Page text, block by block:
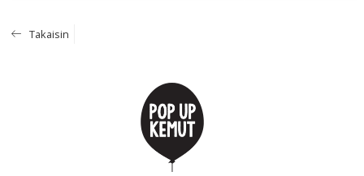
Takaisin